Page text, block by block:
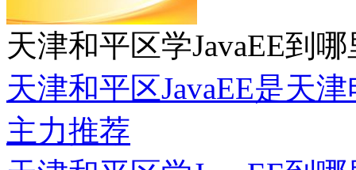
9 承德双桥区python网
10 烟台童程童美青少
11 苏州附近少儿编程
12 2026年惠州淡水街